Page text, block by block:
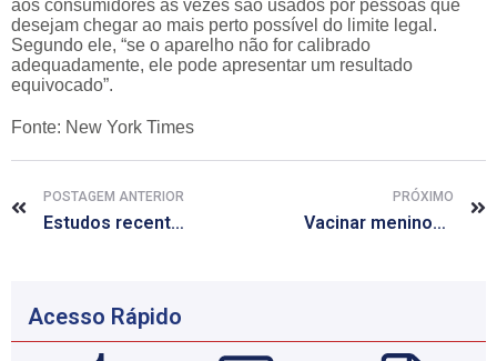
aos consumidores às vezes são usados por pessoas que
desejam chegar ao mais perto possível do limite legal.
Segundo ele, “se o aparelho não for calibrado
adequadamente, ele pode apresentar um resultado
equivocado”.
Fonte: New York Times
POSTAGEM ANTERIOR
Estudos recentes trazem esperança para o enfrentamento do Alzheimer
PRÓXIMO
Vacinar meninos contra HPV tem papel crucial na prevenção, diz estudo
Acesso Rápido